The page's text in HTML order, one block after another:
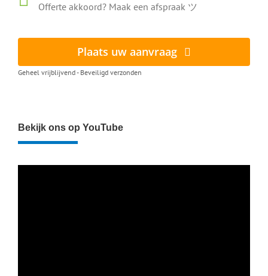
Offerte akkoord? Maak een afspraak ツ
Plaats uw aanvraag
Geheel vrijblijvend - Beveiligd verzonden
Bekijk ons op YouTube